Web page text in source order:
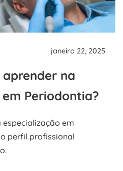
janeiro 22, 2025
aprender na
Periodontia?
em
perfil profissional